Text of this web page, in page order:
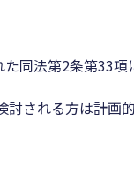
同法第2条第33項
される方は計画